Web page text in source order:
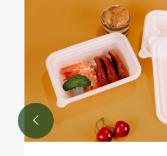
¿Cómo
diaria?
Ver más >>
